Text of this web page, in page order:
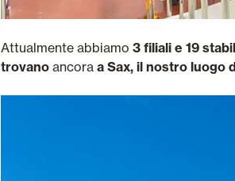
Attualmente abbiamo 3 filiali e 19
trovano ancora a Sax, il nostro luogo